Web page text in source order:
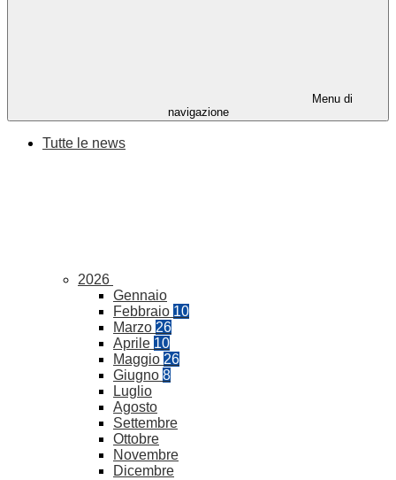
Menu di
navigazione
Tutte le news
2026
Gennaio
Febbraio 10
Marzo 26
Aprile 10
Maggio 26
Giugno 8
Luglio
Agosto
Settembre
Ottobre
Novembre
Dicembre